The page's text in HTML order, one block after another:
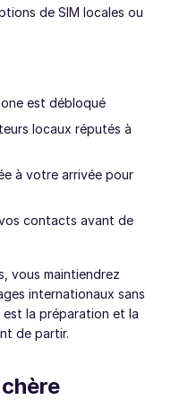
de SIM locales ou
est débloqué
locaux réputés à
à votre arrivée pour
contacts avant de
vous maintiendrez
internationaux sans
la préparation et la
de partir.